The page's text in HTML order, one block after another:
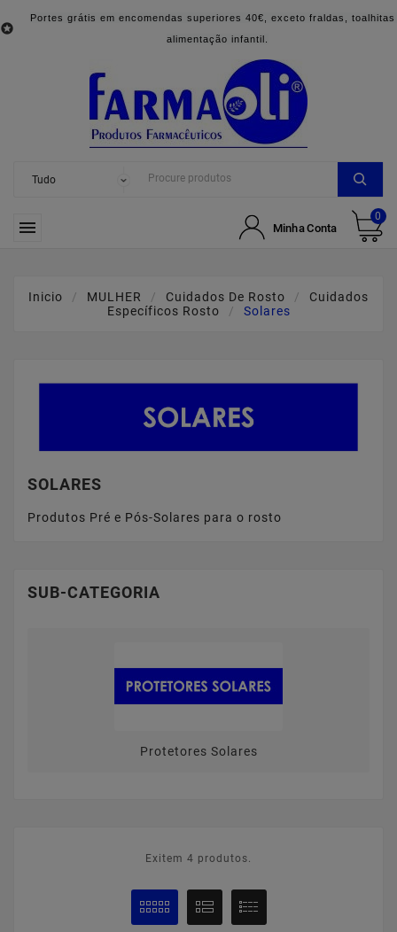

Portes grátis em encomendas superiores 40€, exceto fraldas, toalhitas
alimentação infantil.
 Minha Conta
0
Inicio MULHER Cuidados De Rosto
Cuidados
Específicos Rosto
Solares
SOLARES
Produtos Pré e Pós-Solares para o rosto
SUB-CATEGORIA
Protetores Solares
Exitem 4 produtos.